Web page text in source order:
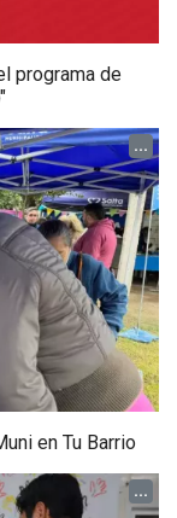
programa de
...
en Tu Barrio
...